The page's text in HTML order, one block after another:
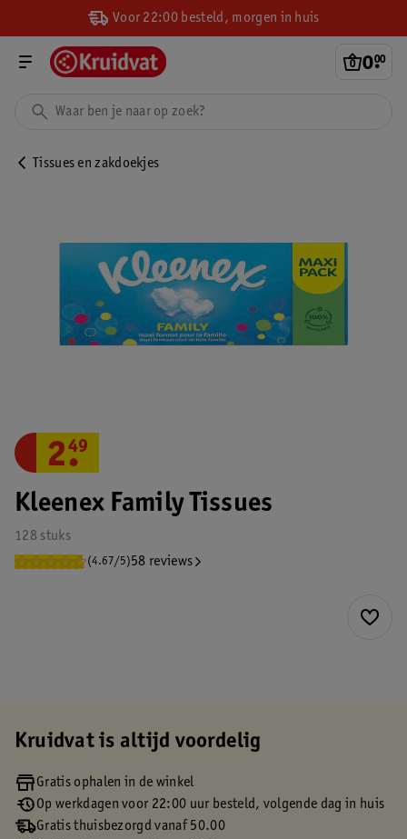
Voor 22:00 besteld, morgen in huis
0.
00
Tissues en zakdoekjes
Kleenex Family Tissues
128 stuks
(4.67/5)58 reviews
2.
49
Kruidvat is altijd voordelig
Gratis ophalen in de winkel
Op werkdagen voor 22:00 uur besteld, volgende dag in huis
Gratis thuisbezorgd vanaf 50.00